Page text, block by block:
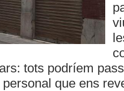
tots podríem
personal que ens